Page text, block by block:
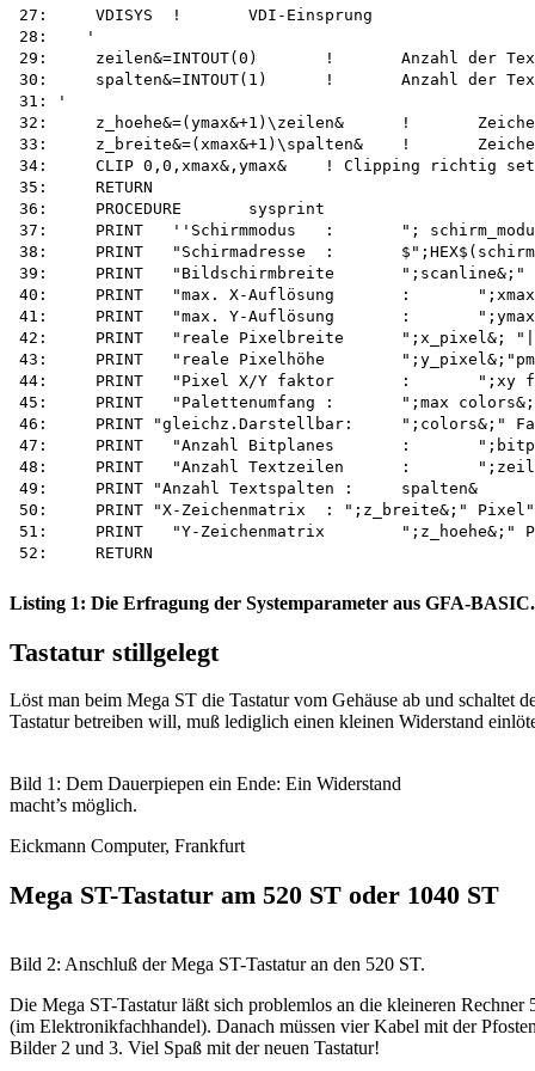
27:	VDISYS	!	VDI-Einsprung
28:    '
29:	zeilen&=INTOUT(0)	!	Anzahl der Textzeilen
30:	spalten&=INTOUT(1)	!	Anzahl der Textspalten
31: '
32:	z_hoehe&=(ymax&+1)\zeilen&	!	Zeichenhöhe in Pixeln
33:	z_breite&=(xmax&+1)\spalten&	!	Zeichenbreite in Pixeln
34:	CLIP 0,0,xmax&,ymax&	! Clipping richtig setzen
35:	RETURN
36:	PROCEDURE	sysprint
37:	PRINT	''Schirmmodus	:	"; schirm_modus&
38:	PRINT	"Schirmadresse	:	$";HEX$(schirm_adresse%, 10)
39:	PRINT	"Bildschirmbreite	";scanline&;" Bytes"
40:	PRINT	"max. X-Auflösung	:	";xmax&;" Pixel"
41:	PRINT	"max. Y-Auflösung	:	";ymax&;" Pixel"
42:	PRINT	"reale Pixelbreite	";x_pixel&; "|im"
43:	PRINT	"reale Pixelhöhe	";y_pixel&;"pm"
44:	PRINT	"Pixel X/Y faktor	:	";xy faktor
45:	PRINT	"Palettenumfang	:	";max colors&;" Farben"
46:	PRINT "gleichz.Darstellbar:	";colors&;" Farben"
47:	PRINT	"Anzahl Bitplanes	:	";bitplanes&
48:	PRINT	"Anzahl Textzeilen	:	";zeilen&
49:	PRINT "Anzahl Textspalten :	spalten&
50:	PRINT "X-Zeichenmatrix	: ";z_breite&;" Pixel"
51:	PRINT	"Y-Zeichenmatrix	";z_hoehe&;" Pixel"
Listing 1: Die Erfragung der Systemparameter aus GFA-BASIC.
Tastatur stillgelegt
Löst man beim Mega ST die Tastatur vom Gehäuse ab und schaltet
Tastatur betreiben will, muß lediglich einen kleinen Widerstand
Bild 1: Dem Dauerpiepen ein Ende: Ein Widerstand
macht’s möglich.
Eickmann Computer, Frankfurt
Mega ST-Tastatur am 520 ST oder 1040 ST
Bild 2: Anschluß der Mega ST-Tastatur an den 520 ST.
Die Mega ST-Tastatur läßt sich problemlos an die kleineren
(im Elektronikfachhandel). Danach müssen vier Kabel mit der
Bilder 2 und 3. Viel Spaß mit der neuen Tastatur!